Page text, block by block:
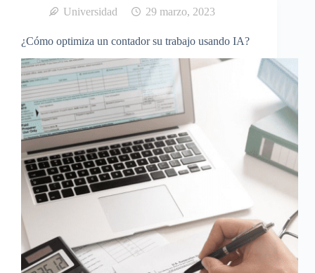
Universidad 29 marzo, 2023
¿Cómo optimiza un contador su trabajo usando IA?